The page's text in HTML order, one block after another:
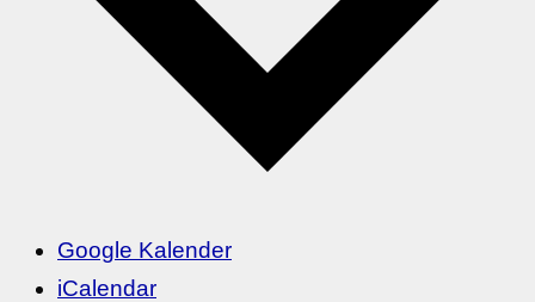
Google Kalender
iCalendar